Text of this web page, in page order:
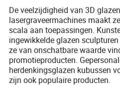
De veelzijdigheid van 3D
lasergraveermachines maakt
scala aan toepassingen.
ingewikkelde glazen
ze van onschatbare waarde
promotieproducten.
herdenkingsglazen kubussen
zijn ook populaire producten.